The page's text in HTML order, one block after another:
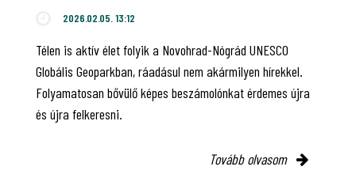
2026.02.05. 13:12
Télen is aktív élet folyik a Novohrad-Nógrád UNESCO
Globális Geoparkban, ráadásul nem akármilyen hírekkel.
Folyamatosan bővülő képes beszámolónkat érdemes újra
és újra felkeresni.
Tovább olvasom